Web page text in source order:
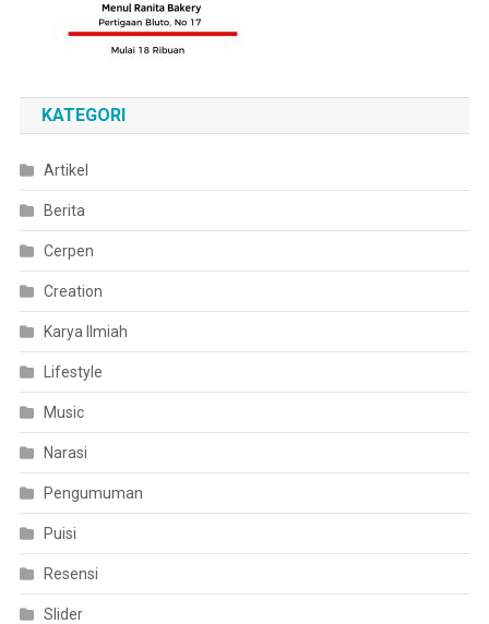
KATEGORI
Artikel
Berita
Cerpen
Creation
Karya Ilmiah
Lifestyle
Music
Narasi
Pengumuman
Puisi
Resensi
Slider